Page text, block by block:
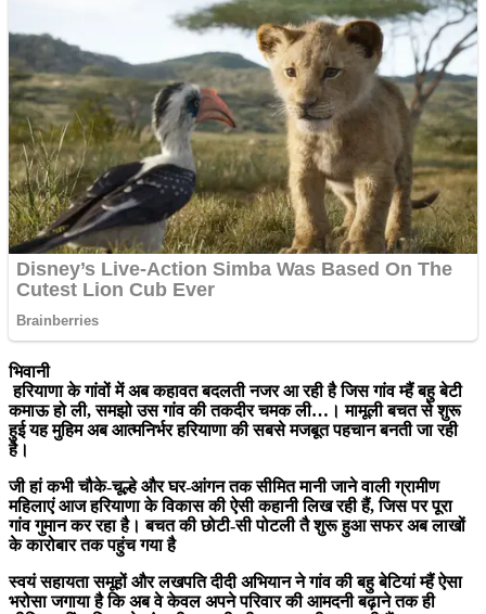
भिवानी
हरियाणा के गांवों में अब कहावत बदलती नजर आ रही है जिस गांव म्हैं बहु बेटी
कमाऊ हो ली, समझो उस गांव की तकदीर चमक ली…। मामूली बचत से शुरू
हुई यह मुहिम अब आत्मनिर्भर हरियाणा की सबसे मजबूत पहचान बनती जा रही
है।
जी हां कभी चौके-चूल्हे और घर-आंगन तक सीमित मानी जाने वाली ग्रामीण
महिलाएं आज हरियाणा के विकास की ऐसी कहानी लिख रही हैं, जिस पर पूरा
गांव गुमान कर रहा है। बचत की छोटी-सी पोटली तै शुरू हुआ सफर अब लाखों
के कारोबार तक पहुंच गया है
स्वयं सहायता समूहों और लखपति दीदी अभियान ने गांव की बहु बेटियां म्हैं ऐसा
भरोसा जगाया है कि अब वे केवल अपने परिवार की आमदनी बढ़ाने तक ही